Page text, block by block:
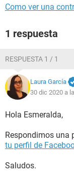
Como ver una
1 respuesta
RESPUESTA 1 / 1
Laura García
30 dic 2020 a
Hola Esmeralda,
Respondimos una
tu perfil de
Saludos.